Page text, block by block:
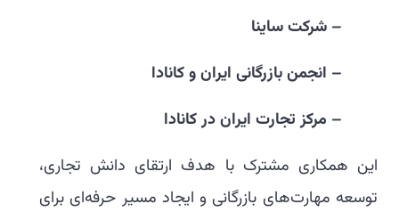
– شرکت ساینا
– انجمن بازرگانی ایران و کانادا
– مرکز تجارت ایران در کانادا
این همکاری مشترک با هدف ارتقای دانش تجاری،
توسعه مهارت‌های بازرگانی و ایجاد مسیر حرفه‌ای برای